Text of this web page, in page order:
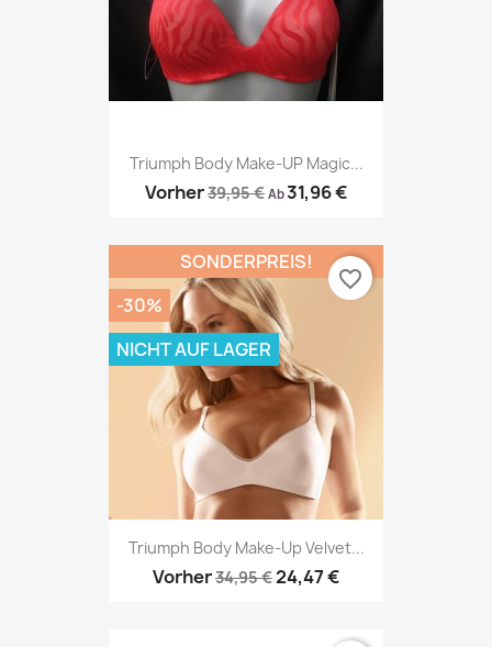
Triumph Body Make-UP Magic...
Vorher39,95 € Ab31,96 €
Triumph Body Make-Up Velvet...
Vorher34,95 €24,47 €
SONDERPREIS!
-30%
NICHT AUF LAGER
favorite_border